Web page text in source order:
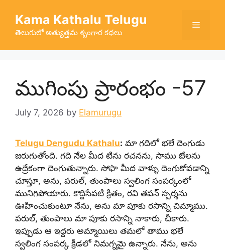
content
Kama Kathalu Telugu
తెలుగులో అత్యుత్తమ శృంగార కథలు
Menu
ముగింపు ప్రారంభం -57
July 7, 2026 by Elamurugu
Telugu Dengudu Kathalu: మా గదిలో భలే దెంగుడు
జరుగుతోంది. గది నేల మీద టిను రచనను, సాము బేలను
ఉద్రేకంగా దెంగుతున్నారు. సోఫా మీద వాళ్ళు దెంగుకోవడాన్ని
చూస్తూ, అను, పరుల్, తుంపాలు స్వలింగ సంపర్కంలో
మునిగిపోయారు. కొద్దిసేపటి క్రితం, రవి తపన్ స్పర్శను
ఊహించుకుంటూ నేను, అను మా పూకు రసాన్ని చిమ్మాము.
పరుల్, తుంపాలు మా పూకు రసాన్ని నాకారు, చీకారు.
ఇప్పుడు ఆ ఇద్దరు అమ్మాయిలు తమలో తాము భలే
స్వలింగ సంపర్క క్రీడలో నిమగ్నమై ఉన్నారు. నేను, అను